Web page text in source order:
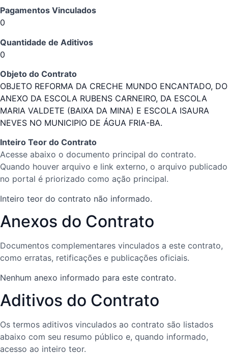
Pagamentos Vinculados
0
Quantidade de Aditivos
0
Objeto do Contrato
OBJETO REFORMA DA CRECHE MUNDO ENCANTADO, DO
ANEXO DA ESCOLA RUBENS CARNEIRO, DA ESCOLA
MARIA VALDETE (BAIXA DA MINA) E ESCOLA ISAURA
NEVES NO MUNICIPIO DE ÁGUA FRIA-BA.
Inteiro Teor do Contrato
Acesse abaixo o documento principal do contrato.
Quando houver arquivo e link externo, o arquivo publicado
no portal é priorizado como ação principal.
Inteiro teor do contrato não informado.
Anexos do Contrato
Documentos complementares vinculados a este contrato,
como erratas, retificações e publicações oficiais.
Nenhum anexo informado para este contrato.
Aditivos do Contrato
Os termos aditivos vinculados ao contrato são listados
abaixo com seu resumo público e, quando informado,
acesso ao inteiro teor.